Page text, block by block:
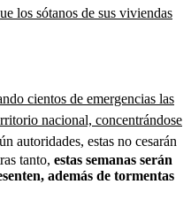
los sótanos de sus viviendas
cientos de emergencias las
nacional, concentrándose
autoridades, estas no cesarán
tanto, estas semanas serán
además de tormentas